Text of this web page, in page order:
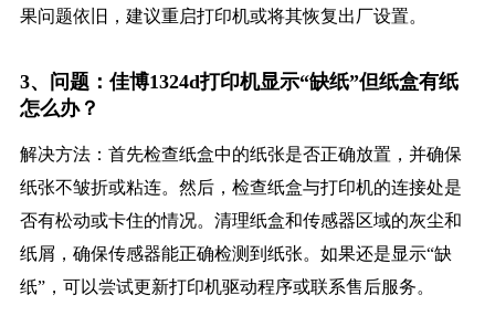
果问题依旧，建议重启打印机或将其恢复出厂设置。
3、问题：佳博1324d打印机显示“缺纸”但纸盒有纸
怎么办？
解决方法：首先检查纸盒中的纸张是否正确放置，并确保
纸张不皱折或粘连。然后，检查纸盒与打印机的连接处是
否有松动或卡住的情况。清理纸盒和传感器区域的灰尘和
纸屑，确保传感器能正确检测到纸张。如果还是显示“缺
纸”，可以尝试更新打印机驱动程序或联系售后服务。